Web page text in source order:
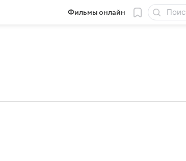
Фильмы онлайн